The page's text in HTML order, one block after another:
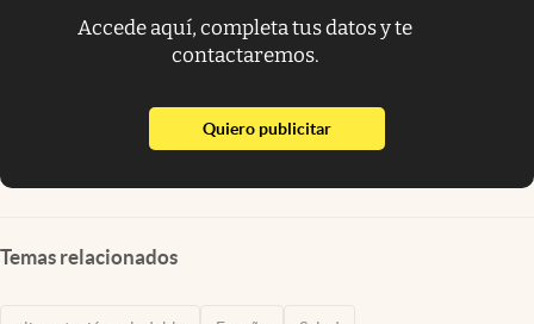
Accede aquí, completa tus datos y te
contactaremos.
Quiero publicitarabre en nueva pestaña
Temas relacionados